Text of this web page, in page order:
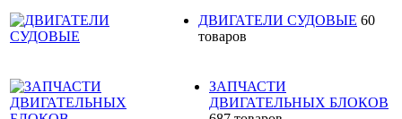
ДВИГАТЕЛИ СУДОВЫЕ 60
товаров
ЗАПЧАСТИ
ДВИГАТЕЛЬНЫХ БЛОКОВ